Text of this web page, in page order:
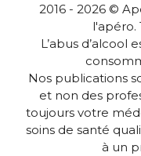
2016 - 2026 ©
l'apéro.
L’abus d’alcool
Nos publications
et non des
toujours votre
soins de santé
à un